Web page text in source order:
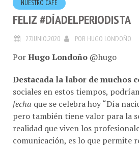
FELIZ #DÍADELPERIODISTA
sociales en estos tiempos,
fechaque se celebra hoy “Día
pero también tiene valor para la
realidad que viven los
comunicación, es lo que permite
que ejercen.